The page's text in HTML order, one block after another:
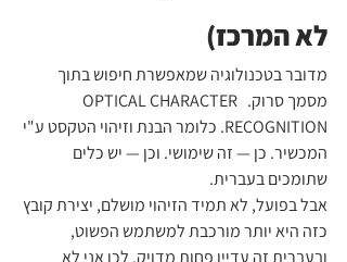
לא המרכז)
מדובר בטכנולוגיה שמאפשרת חיפוש בתוך
מסמך סרוק.  OPTICAL CHARACTER
RECOGNITION. כלומר הבנת וזיהוי הטקסט ע"י
המכשיר. כן — זה שימושי. וכן — יש כלים
שתומכים בעברית.
אבל בפועל, לא תמיד הזיהוי מושלם, יצירת קובץ
כזה היא יותר מורכבת למשתמש הפשוט,
ובעברית זה עדיין פחות מדויק. לכן אני לא